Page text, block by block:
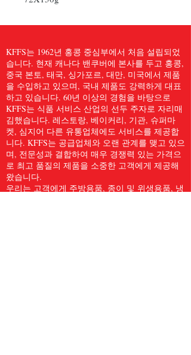
KFFS는 1962년 홍콩 중심부에서 처음 설립되었
습니다. 현재 캐나다 밴쿠버에 본사를 두고 홍콩,
중국 본토, 태국, 싱가포르, 대만, 미국에서 제품
을 수입하고 있으며, 국내 제품도 강력하게 대표
하고 있습니다. 60년 이상의 경험을 바탕으로
KFFS는 식품 서비스 산업의 선두 주자로 자리매
김했습니다. 레스토랑, 베이커리, 기관, 슈퍼마
켓, 심지어 다른 유통업체에도 서비스를 제공합
니다. KFFS는 공급업체와 오랜 관계를 맺고 있으
며, 전문성과 결합하여 매우 경쟁력 있는 가격으
로 최고 품질의 제품을 소중한 고객에게 제공해
왔습니다.
우리는 고객에게 주방용품, 종이 및 위생용품, 냉